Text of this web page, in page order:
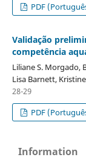
PDF
Validação
competência
Liliane S. Morgado,
Lisa Barnett,
28-29
PDF
Information